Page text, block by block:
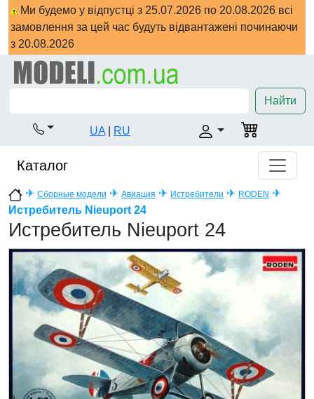
Ми будемо у відпустці з 25.07.2026 по 20.08.2026 всі
замовлення за цей час будуть відвантажені починаючи
з 20.08.2026
Найти
UA RU
Каталог
✈ Сборные модели ✈ Авиация ✈ Истребители ✈ RODEN ✈
Истребитель Nieuport 24
Истребитель Nieuport 24